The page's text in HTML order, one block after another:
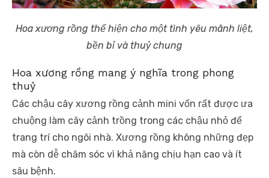
Hoa xương rồng thể hiện cho một tình yêu mãnh liệt,
bền bỉ và thuỷ chung
Hoa xương rồng mang ý nghĩa trong phong
thuỷ
Các chậu cây xương rồng cảnh mini vốn rất được ưa
chuộng làm cây cảnh trồng trong các chậu nhỏ để
trang trí cho ngôi nhà. Xương rồng không những đẹp
mà còn dễ chăm sóc vì khả năng chịu hạn cao và ít
sâu bệnh.